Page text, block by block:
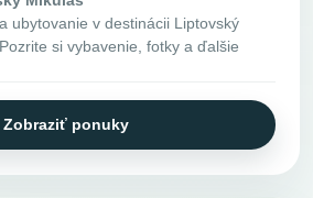
ubytovanie v destinácii Liptovský
si vybavenie, fotky a ďalšie
Zobraziť ponuky